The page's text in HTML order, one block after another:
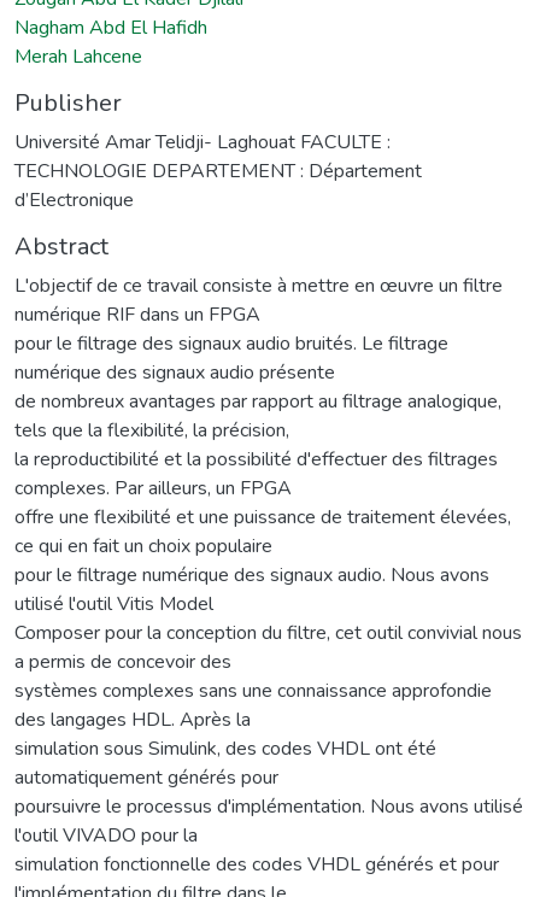
Nagham Abd El Hafidh
Merah Lahcene
Publisher
Université Amar Telidji- Laghouat FACULTE :
TECHNOLOGIE DEPARTEMENT : Département
d’Electronique
Abstract
L'objectif de ce travail consiste à mettre en œuvre un filtre
numérique RIF dans un FPGA
pour le filtrage des signaux audio bruités. Le filtrage
numérique des signaux audio présente
de nombreux avantages par rapport au filtrage analogique,
tels que la flexibilité, la précision,
la reproductibilité et la possibilité d'effectuer des filtrages
complexes. Par ailleurs, un FPGA
offre une flexibilité et une puissance de traitement élevées,
ce qui en fait un choix populaire
pour le filtrage numérique des signaux audio. Nous avons
utilisé l'outil Vitis Model
Composer pour la conception du filtre, cet outil convivial nous
a permis de concevoir des
systèmes complexes sans une connaissance approfondie
des langages HDL. Après la
simulation sous Simulink, des codes VHDL ont été
automatiquement générés pour
poursuivre le processus d'implémentation. Nous avons utilisé
l'outil VIVADO pour la
simulation fonctionnelle des codes VHDL générés et pour